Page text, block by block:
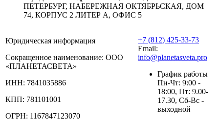
ПЕТЕРБУРГ, НАБЕРЕЖНАЯ ОКТЯБРЬСКАЯ, ДОМ
74, КОРПУС 2 ЛИТЕР А, ОФИС 5
Юридическая информация
Сокращенное наименование: ООО
«ПЛАНЕТАСВЕТА»
ИНН: 7841035886
КПП: 781101001
ОГРН: 1167847123070
+7 (812) 425-33-73
Email:
info@planetasveta.pro
График работы
Пн-Чт: 9:00 -
18:00, Пт: 9.00-
17.30, Сб-Вс -
выходной